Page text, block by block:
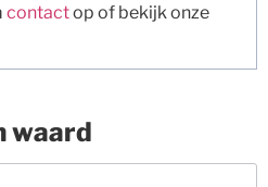
contactop of bekijk onze
waard